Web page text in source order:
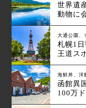
世界遺
動物に
大通公園、
札幌1
王道ス
海鮮丼、洋
函館異
100万